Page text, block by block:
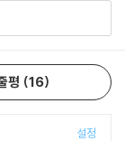
평 16
설정